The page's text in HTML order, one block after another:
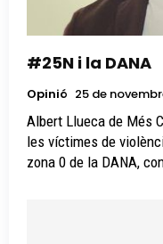
#25N i la DANA
Opinió 25 de
Albert Llueca de Més
les víctimes de
zona 0 de la DANA,